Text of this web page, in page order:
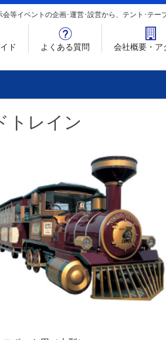
会等イベントの企画･運営･設営から、テント･テ
ド よくある質問 会社概要・ア
トレイン